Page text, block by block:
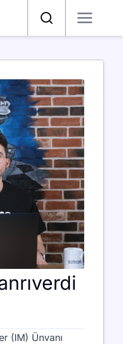
Arama
(IM) Ünvanı